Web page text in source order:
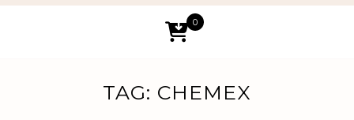
0
TAG: CHEMEX